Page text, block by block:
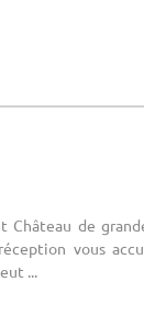
Château de
vous
...